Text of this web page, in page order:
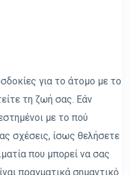
για το άτομο με το
τη ζωή σας. Εάν
με το πού
σχέσεις, ίσως θελήσετε
που μπορεί να σας
πραγματικά σημαντικό